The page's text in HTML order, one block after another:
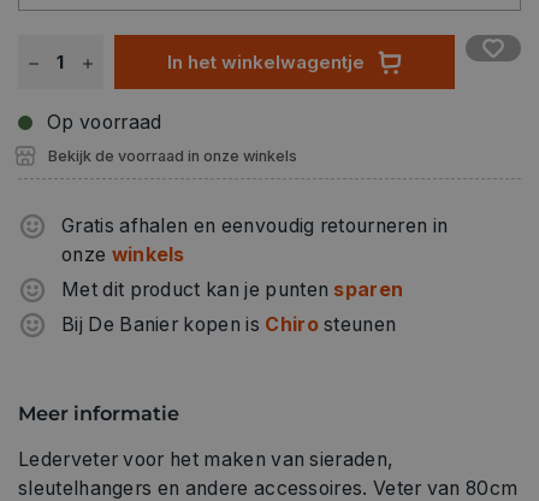
In het winkelwagentje
Op voorraad
Bekijk de voorraad in onze winkels
Gratis afhalen en eenvoudig retourneren in
onze winkels
Met dit product kan je punten sparen
Bij De Banier kopen is Chirosteunen
Meer informatie
Lederveter voor het maken van sieraden,
sleutelhangers en andere accessoires. Veter van 80cm